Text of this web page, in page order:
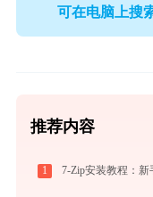
可在电脑上搜
推荐内容
1 7-Zip安装教程：